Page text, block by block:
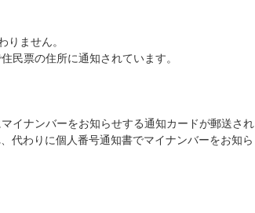
りません。
民票の住所に通知されています。
イナンバーをお知らせする通知カードが郵送され
代わりに個人番号通知書でマイナンバーをお知ら